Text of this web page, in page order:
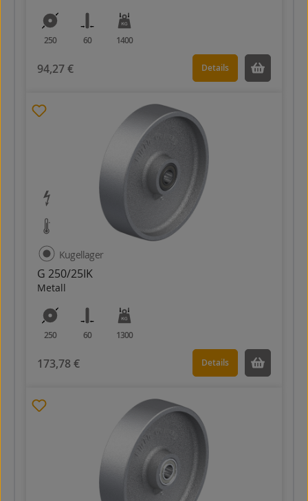
250 60 1400
94,27 € Details
G 250/25IK
Metall
Kugellager
250 60 1300
173,78 € Details